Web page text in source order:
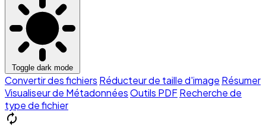
Toggle dark mode
Convertir des fichiers Réducteur de taille d'image Résumer
Visualiseur de MétadonnéesOutils PDFRecherche de
type de fichier
autorenew